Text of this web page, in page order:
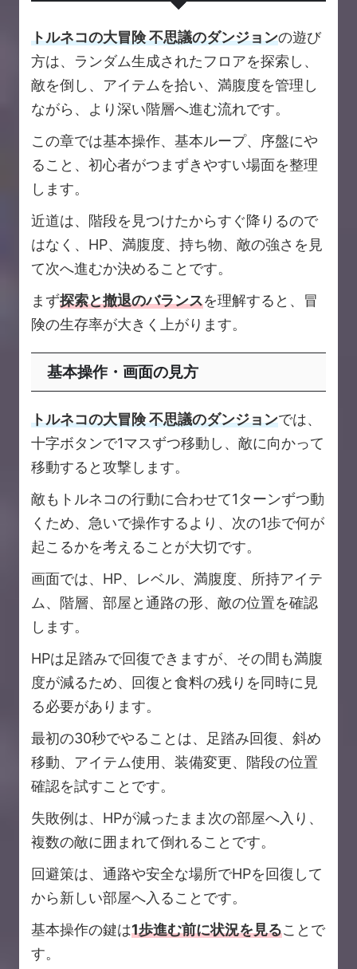
トルネコの大冒険 不思議のダンジョンの遊び
方は、ランダム生成されたフロアを探索し、
敵を倒し、アイテムを拾い、満腹度を管理し
ながら、より深い階層へ進む流れです。
この章では基本操作、基本ループ、序盤にや
ること、初心者がつまずきやすい場面を整理
します。
近道は、階段を見つけたからすぐ降りるので
はなく、HP、満腹度、持ち物、敵の強さを見
て次へ進むか決めることです。
まず探索と撤退のバランスを理解すると、冒
険の生存率が大きく上がります。
基本操作・画面の見方
トルネコの大冒険 不思議のダンジョンでは、
十字ボタンで1マスずつ移動し、敵に向かって
移動すると攻撃します。
敵もトルネコの行動に合わせて1ターンずつ動
くため、急いで操作するより、次の1歩で何が
起こるかを考えることが大切です。
画面では、HP、レベル、満腹度、所持アイテ
ム、階層、部屋と通路の形、敵の位置を確認
します。
HPは足踏みで回復できますが、その間も満腹
度が減るため、回復と食料の残りを同時に見
る必要があります。
最初の30秒でやることは、足踏み回復、斜め
移動、アイテム使用、装備変更、階段の位置
確認を試すことです。
失敗例は、HPが減ったまま次の部屋へ入り、
複数の敵に囲まれて倒れることです。
回避策は、通路や安全な場所でHPを回復して
から新しい部屋へ入ることです。
基本操作の鍵は1歩進む前に状況を見ることで
す。